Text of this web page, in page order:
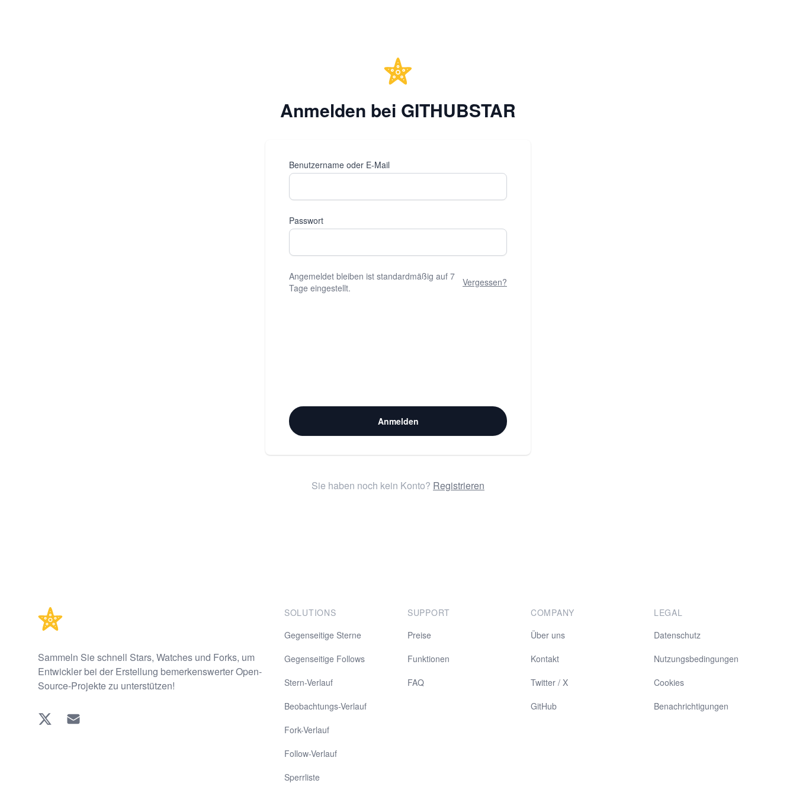
Anmelden bei GITHUBSTAR
Benutzername oder E-Mail
Passwort
Angemeldet bleiben ist standardmäßig auf 7
Tage eingestellt.
Vergessen?
Anmelden
Sie haben noch kein Konto? Registrieren
Sammeln Sie schnell Stars, Watches und Forks, um
Entwickler bei der Erstellung bemerkenswerter Open-
Source-Projekte zu unterstützen!
Twitter EMAIL
SOLUTIONS
Gegenseitige Sterne
Gegenseitige Follows
Stern-Verlauf
Beobachtungs-Verlauf
Fork-Verlauf
Follow-Verlauf
Sperrliste
SUPPORT
Preise
Funktionen
FAQ
COMPANY
Über uns
Kontakt
Twitter / X
GitHub
LEGAL
Datenschutz
Nutzungsbedingungen
Cookies
Benachrichtigungen